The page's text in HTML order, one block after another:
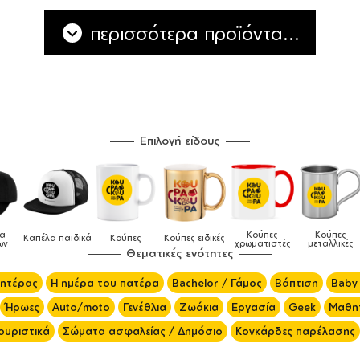
περισσότερα προϊόντα...
Επιλογή είδους
Κούπες ειδικές Κούπες
χρωματιστές
Κούπες
μεταλλικές
Δοχεία
φαγητού Τσάντες
Θεματικές ενότητες
Η ημέρα του πατέρα Bachelor / Γάμος Βάπτιση
Ήρωες Auto/moto Γενέθλια Ζωάκια Εργασία Geek
Σώματα ασφαλείας / Δημόσιο Κονκάρδες παρέλασης